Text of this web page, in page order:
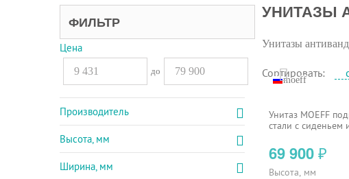
ФИЛЬТР
Цена
до
Производитель
Высота, мм
Ширина, мм
УНИТАЗЫ
Унитазы
Сортировать:
moeff
Унитаз MOEFF
стали c сиденьем
69 900 ₽
Высота, мм